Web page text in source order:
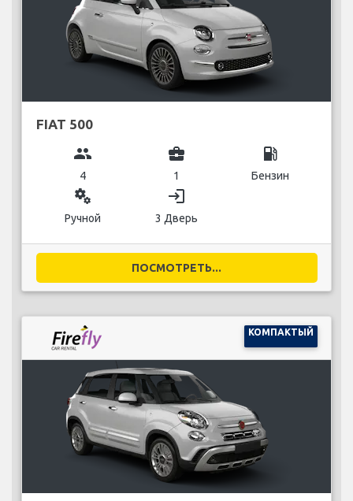
FIAT 500
group
4
business_center
1
local_gas_station
Бензин
miscellaneous_services
Ручной
login
3 Дверь
ПОСМОТРЕТЬ...
КОМПАКТЫЙ